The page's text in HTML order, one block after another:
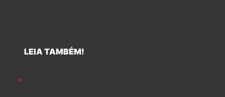
LEIA TAMBÉM!